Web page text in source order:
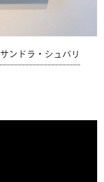
サンドラ・シュバリ